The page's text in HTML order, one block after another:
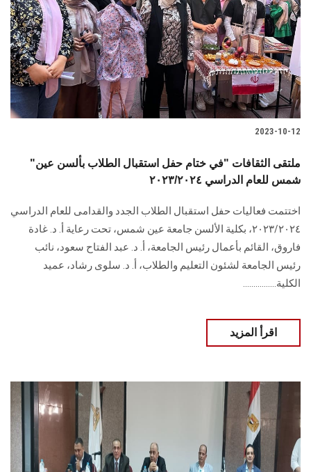
2023-10-12
"ملتقى الثقافات "في ختام حفل استقبال الطلاب بألسن عين
شمس للعام الدراسي ٢٠٢٣/٢٠٢٤
اختتمت فعاليات حفل استقبال الطلاب الجدد والقدامى للعام الدراسي
٢٠٢٣/٢٠٢٤، بكلية الألسن جامعة عين شمس، تحت رعاية أ. د. غادة
فاروق، القائم بأعمال رئيس الجامعة، أ. د. عبد الفتاح سعود، نائب
رئيس الجامعة لشئون التعليم والطلاب، أ. د. سلوى رشاد، عميد
الكلية................
اقرأ المزيد